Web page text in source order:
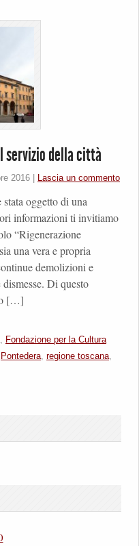
servizio della città
2016 Lascia un commento
oggetto di una
informazioni ti invitiamo
“Rigenerazione
una vera e propria
demolizioni e
Di questo
[…]
, Fondazione per la Cultura
Pontedera, regione toscana,